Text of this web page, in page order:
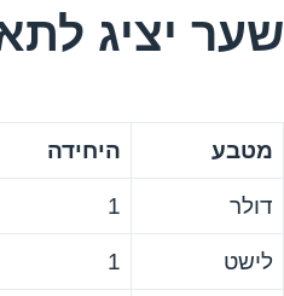
שער יציג לתאריך 08/
מטבע היחידה
דולר 1
לישט 1